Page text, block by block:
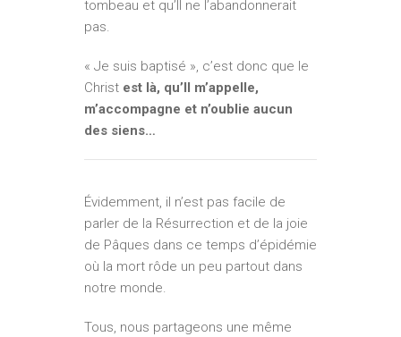
tombeau et qu’Il ne l’abandonnerait
pas.
« Je suis baptisé », c’est donc que le
Christ est là, qu’Il m’appelle,
m’accompagne et n’oublie aucun
des siens…
Évidemment, il n’est pas facile de
parler de la Résurrection et de la joie
de Pâques dans ce temps d’épidémie
où la mort rôde un peu partout dans
notre monde.
Tous, nous partageons une même